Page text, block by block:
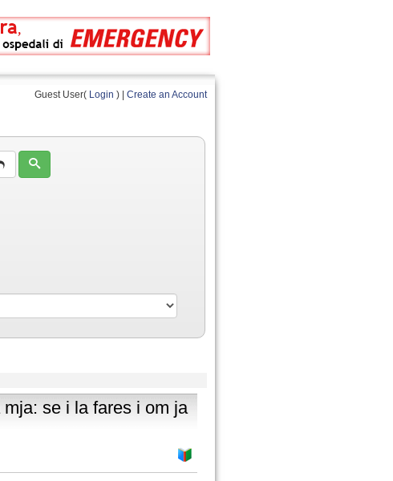
Guest User( Login ) | Create an Account
se i la fares i om ja